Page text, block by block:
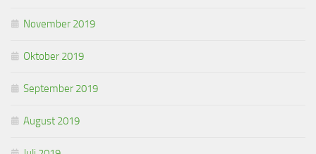
November 2019
Oktober 2019
September 2019
August 2019